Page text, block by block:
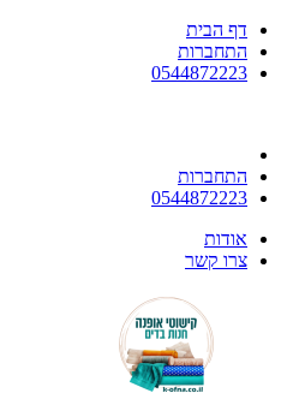
דף הבית
התחברות
0544872223
התחברות
0544872223
אודות
צרו קשר